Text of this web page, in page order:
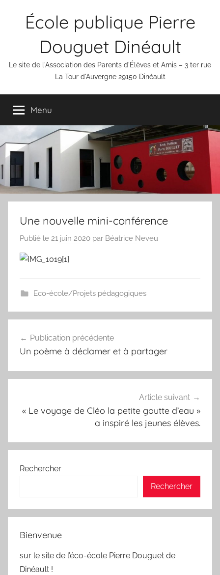
École publique Pierre
Douguet Dinéault
Le site de l'Association des Parents d'Élèves et Amis – 3 ter rue
La Tour d'Auvergne 29150 Dinéault
Menu
Une nouvelle mini-conférence
Publié le 21 juin 2020 par Béatrice Neveu
Eco-école/Projets pédagogiques
de
Publication précédente
Un poème à déclamer et à partager
Article suivant
« Le voyage de Cléo la petite goutte d’eau »
a inspiré les jeunes élèves.
Rechercher
Rechercher
Bienvenue
sur le site de l’éco-école Pierre Douguet de
Dinéault !